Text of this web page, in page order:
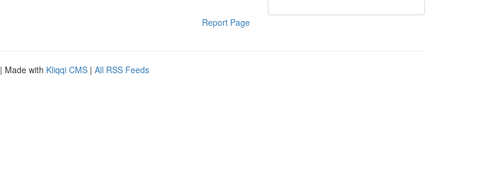
Report Page
| Made with Kliqqi CMS | All RSS Feeds